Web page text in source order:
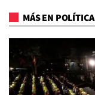
MÁS EN POLÍTICA